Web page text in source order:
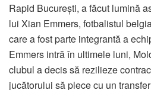
Rapid București, a făcut lumină
lui Xian Emmers, fotbalistul
care a fost parte integrantă a
Emmers intră în ultimele luni,
clubul a decis să rezilieze
jucătorului să plece cu un